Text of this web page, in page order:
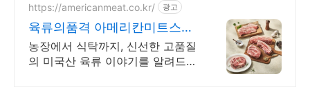
https://americanmeat.co.kr/ 광고
육류의품격 아메리칸미트스토
리 아메리칸미트스토리
농장에서 식탁까지, 신선한 고품질
의 미국산 육류 이야기를 알려드립